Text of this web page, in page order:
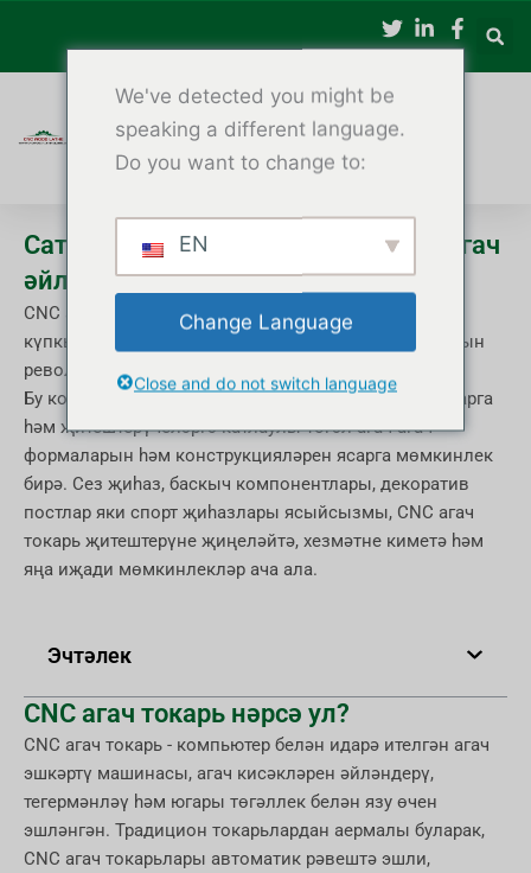
Сату өчен CNC агач токарь - төгәл агач
әйләндерү машиналары
CNC агач токарьлары төгәллек, эффективлык һәм
күпкырлылыкны берләштереп агач эшкәртү тармагын
революцияләделәр.
Бу компьютер белән идарә итүче машиналар осталарга
һәм җитештерүчеләргә катлаулы төгәл агач агач
формаларын һәм конструкцияләрен ясарга мөмкинлек
бирә. Сез җиһаз, баскыч компонентлары, декоратив
постлар яки спорт җиһазлары ясыйсызмы, CNC агач
токарь җитештерүне җиңеләйтә, хезмәтне киметә һәм
яңа иҗади мөмкинлекләр ача ала.
Эчтәлек
CNC агач токарь нәрсә ул?
CNC агач токарь - компьютер белән идарә ителгән агач
эшкәртү машинасы, агач кисәкләрен әйләндерү,
тегермәнләү һәм югары төгәллек белән язу өчен
эшләнгән. Традицион токарьлардан аермалы буларак,
CNC агач токарьлары автоматик рәвештә эшли,
We've detected you might be
speaking a different language.
Do you want to change to:
EN
Change Language
Close and do not switch language